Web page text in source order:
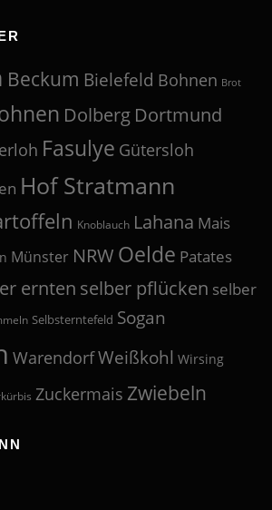
Beckum Bielefeld Bohnen Brot
Dolberg Dortmund
Fasulye Gütersloh
Hof Stratmann
Knoblauch Lahana Mais
Münster NRW Oelde Patates
ernten selber pflücken selber
Selbsterntefeld Sogan
WarendorfWeißkohl Wirsing
Zuckermais Zwiebeln